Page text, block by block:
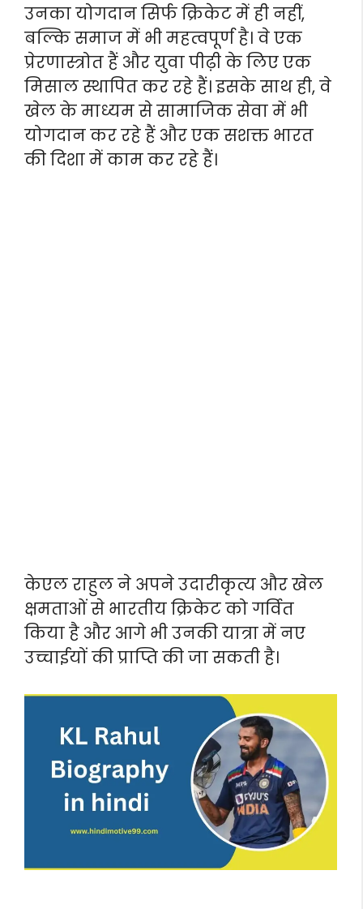
उनका योगदान सिर्फ क्रिकेट में ही नहीं,
बल्कि समाज में भी महत्वपूर्ण है। वे एक
प्रेरणास्त्रोत हैं और युवा पीढ़ी के लिए एक
मिसाल स्थापित कर रहे हैं। इसके साथ ही, वे
खेल के माध्यम से सामाजिक सेवा में भी
योगदान कर रहे हैं और एक सशक्त भारत
की दिशा में काम कर रहे हैं।
केएल राहुल ने अपने उदारीकृत्य और खेल
क्षमताओं से भारतीय क्रिकेट को गर्वित
किया है और आगे भी उनकी यात्रा में नए
उच्चाईयों की प्राप्ति की जा सकती है।